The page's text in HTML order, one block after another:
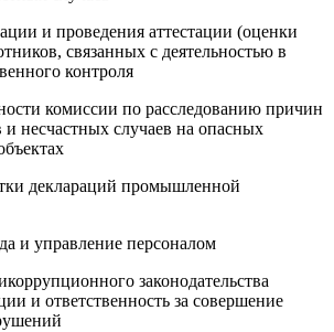
и проведения аттестации (оценки
связанных с деятельностью в
контроля
комиссии по расследованию причин
несчастных случаев на опасных
деклараций промышленной
и управление персоналом
законодательства
и ответственность за совершение